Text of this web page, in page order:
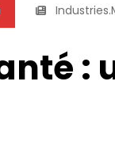
: